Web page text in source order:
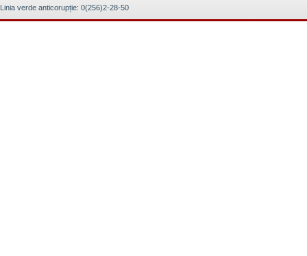
Linia verde anticorupție: 0(256)2-28-50